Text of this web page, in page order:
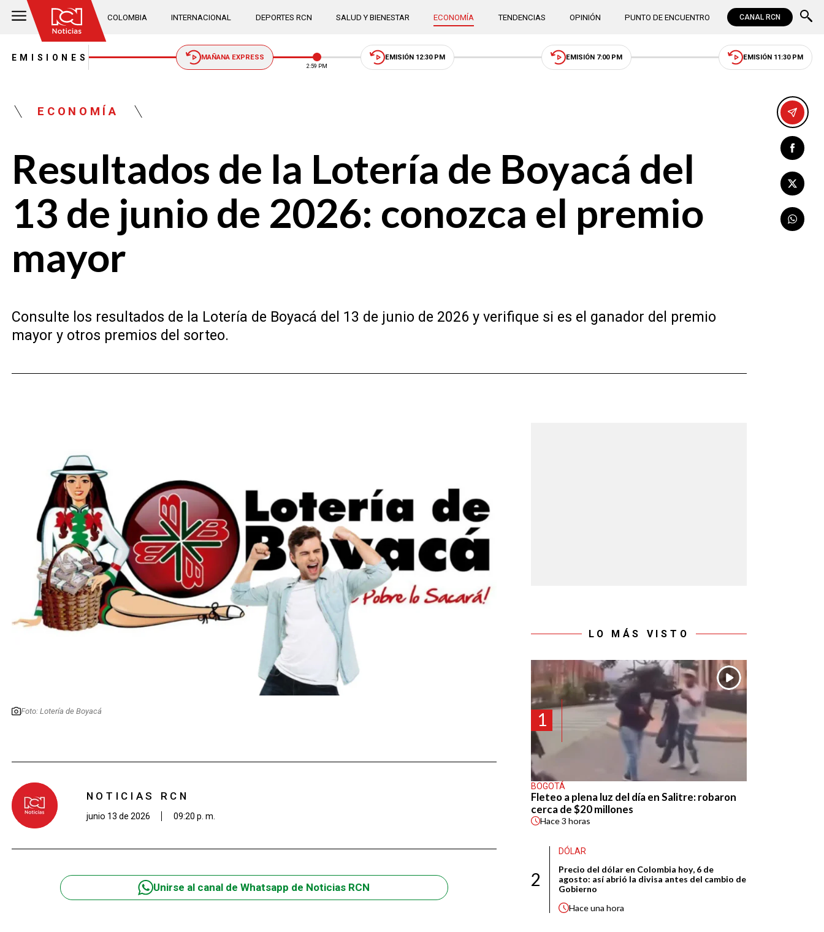
COLOMBIA INTERNACIONAL DEPORTES RCN SALUD Y BIENESTAR ECONOMÍA TENDENCIAS OPINIÓN PUNTO DE ENCUENTRO CANAL RCN
EMISIONES MAÑANA EXPRESS
2:59 PM
EMISIÓN 12:30 PM EMISIÓN 7:00 PM EMISIÓN 11:30 PM
ECONOMÍA
Resultados de la Lotería de Boyacá del
13 de junio de 2026: conozca el premio
mayor
Consulte los resultados de la Lotería de Boyacá del 13 de junio de 2026 y verifique si es el ganador del premio
mayor y otros premios del sorteo.
Foto: Lotería de Boyacá
NOTICIAS RCN
junio 13 de 2026 09:20 p. m.
Unirse al canal de Whatsapp de Noticias RCN
LO MÁS VISTO
1
BOGOTÁ
Fleteo a plena luz del día en Salitre: robaron
cerca de $20 millones
Hace3 horas
2
DÓLAR
Precio del dólar en Colombia hoy, 6 de
agosto: así abrió la divisa antes del cambio de
Gobierno
Haceuna hora